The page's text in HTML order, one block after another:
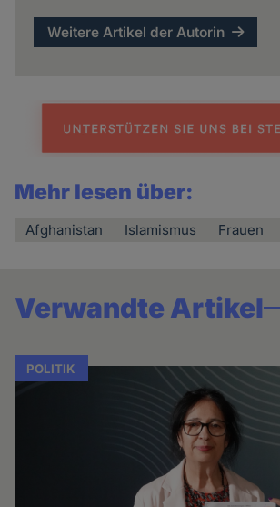
Weitere Artikel der Autorin
Mehr lesen über:
Afghanistan Islamismus Frauen
Verwandte Artikel
POLITIK